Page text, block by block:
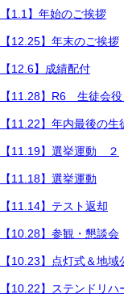
【1.1】年始のご挨拶
【12.25】年末のご挨拶
【12.6】成績配付
【11.28】R6 生徒会役
【11.22】年内最後の生
【11.19】選挙運動 ２
【11.18】選挙運動
【11.14】テスト返却
【10.28】参観・懇談会
【10.23】点灯式＆地域
【10.22】ステンドリハ